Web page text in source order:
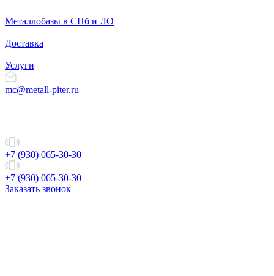
Металлобазы в СПб и ЛО
Доставка
Услуги
mc@metall-piter.ru
+7 (930) 065-30-30
+7 (930) 065-30-30
Заказать звонок